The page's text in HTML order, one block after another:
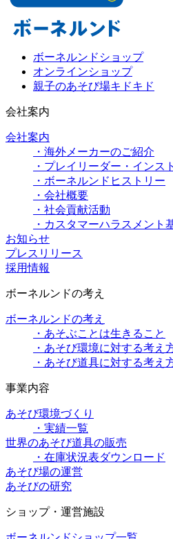
ボーネルンドショップ
オンラインショップ
親子のあそび場キドキド
会社案内
会社案内
・海外メーカーのご紹介
・プレイリーダー・インス
・ボーネルンドヒストリー
・会社概要
・社会貢献活動
・カスタマーハラスメント
お知らせ
プレスリリース
採用情報
ボーネルンドの考え
ボーネルンドの考え
・あそぶことは生きること
・あそび環境に対する考え
・あそび道具に対する考え
事業内容
あそび環境づくり
・実績一覧
世界のあそび道具の販売
・在庫状況表ダウンロード
あそび場の運営
あそびの研究
ショップ・運営施設